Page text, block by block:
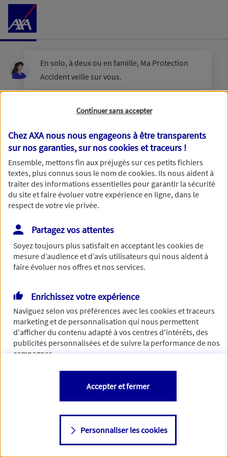
Accéder au Contenu
En solo, à deux ou en famille, Ma Protection
Accident veille sur vous.
Êtes-vous en couple ?
Oui
Non
concernant. Pour plus d'informations,
Continuer sans accepter
Chez AXA nous nous engageons à être transparents
sur nos garanties, sur noscookies et traceurs !
Ensemble, mettons fin aux préjugés sur ces petits fichiers
textes, plus connus sous le nom decookies. Ils nous aident à
traiter des informations essentielles pour garantir la sécurité
du site et faire évoluer votre expérience en ligne, dans le
respect de votre vie privée.
Partagez vos attentes
Soyez toujours plus satisfait en acceptant lescookiesde
mesure d’audience et d’avis utilisateurs qui nous aident à
faire évoluer nos offres et nos services.
Enrichissez votre expérience
Naviguez selon vos préférences avec lescookies et traceurs
marketing et de personnalisation qui nous permettent
d'afficher du contenu adapté à vos centres d'intérêts, des
publicités personnalisées et de suivre la performance de nos
campagnes.
Vous êtes libre de les accepter, de les refuser comme de
changer d'avis à tout moment en allant sur
Consulter notre politique decookies
Personnaliser les cookies
Accepter et fermer